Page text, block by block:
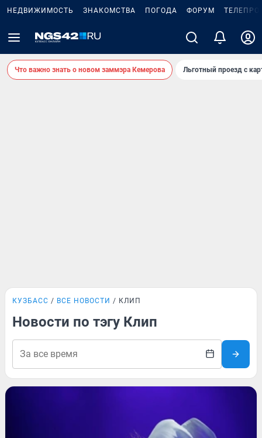
НЕДВИЖИМОСТЬ ЗНАКОМСТВА ПОГОДА ФОРУМ
Что важно знать о новом заммэра Кемерова Льготный проезд с
КУЗБАСС ВСЕ НОВОСТИ КЛИП
Новости по тэгу Клип